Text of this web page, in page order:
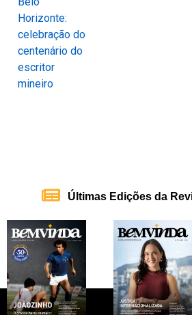
Últimas Edições da